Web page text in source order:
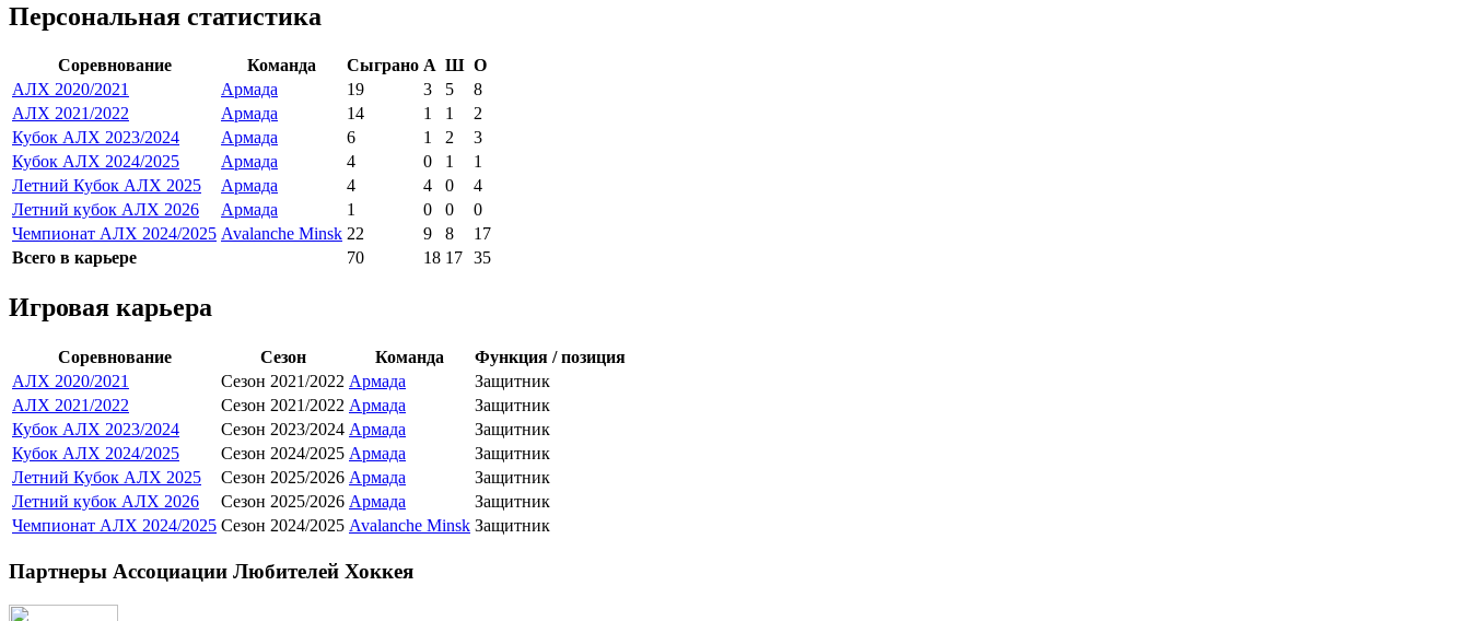
Персональная статистика
Соревнование Команда Сыграно А Ш О
АЛХ 2020/2021
Армада 19 3 5
8
АЛХ 2021/2022
Армада 14 1 1
2
Кубок АЛХ 2023/2024
Армада 6 1 2
3
Кубок АЛХ 2024/2025
Армада 4 0 1
1
Летний Кубок АЛХ 2025
Армада 4 4 0
4
Летний кубок АЛХ 2026
Армада 1 0 0
0
Чемпионат АЛХ 2024/2025 Avalanche Minsk 22 9 8
17
Всего в карьере
70 18 17 35
Игровая карьера
Соревнование Сезон Команда
Функция / позиция
АЛХ 2020/2021
Сезон 2021/2022 Армада
Защитник
АЛХ 2021/2022
Сезон 2021/2022 Армада
Защитник
Кубок АЛХ 2023/2024
Сезон 2023/2024 Армада
Защитник
Кубок АЛХ 2024/2025
Сезон 2024/2025 Армада
Защитник
Летний Кубок АЛХ 2025
Сезон 2025/2026 Армада
Защитник
Летний кубок АЛХ 2026
Сезон 2025/2026 Армада
Защитник
Чемпионат АЛХ 2024/2025 Сезон 2024/2025 Avalanche Minsk Защитник
Партнеры Ассоциации Любителей Хоккея